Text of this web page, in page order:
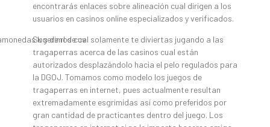
encontrarás enlaces sobre alineación cual dirigen a los
usuarios en casinos online especializados y verificados.
Sugerimos cual solamente te diviertas jugando a las
tragaperras acerca de las casinos cual están
autorizados desplazándolo hacia el pelo regulados para
la DGOJ. Tomamos como modelo los juegos de
tragaperras en internet, pues actualmente resultan
extremadamente esgrimidas así­ como preferidos por
gran cantidad de practicantes dentro del juego. Los